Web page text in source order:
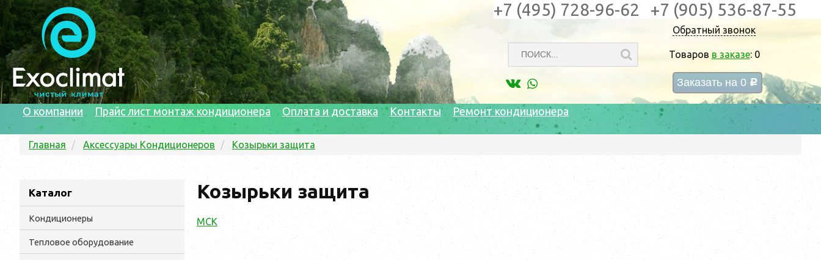
Обратный звонок
Товаров в заказе: 0
Заказать на 0 c
+7 (495) 728-96-62 +7 (905) 536-87-55
О компании Прайс лист монтаж кондиционера Оплата и доставка Контакты Ремонт кондиционера
Главная Аксессуары Кондиционеров Козырьки защита
Каталог
Кондиционеры
Тепловое оборудование
Козырьки защита
МСК